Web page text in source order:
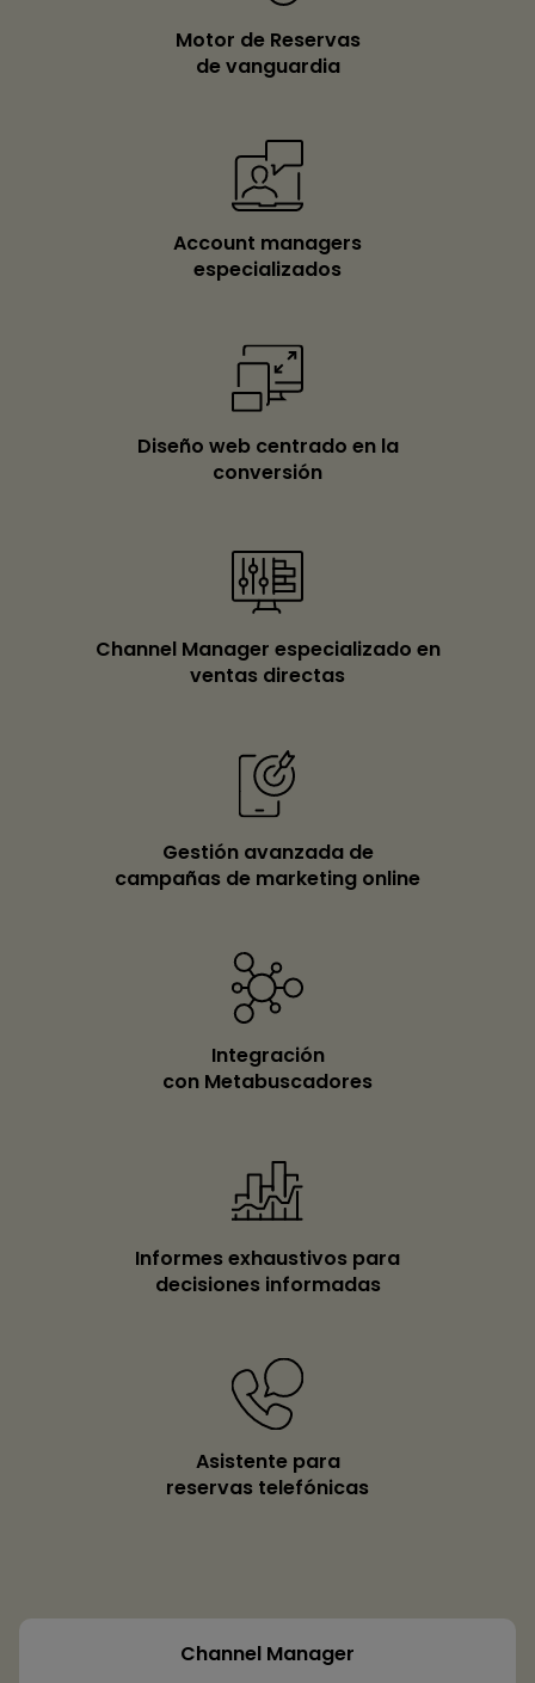
Motor de Reservas
de vanguardia
Account managers
especializados
Diseño web centrado en la
conversión
Channel Manager especializado en
ventas directas
Gestión avanzada de
campañas de marketing online
Integración
con Metabuscadores
Informes exhaustivos para
decisiones informadas
Asistente para
reservas telefónicas
Channel Manager